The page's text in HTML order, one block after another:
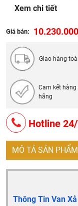
Bảo hành 2 năm
Xem chi tiết
Giá bán:
Giao hàng
Cam kết hàng
hãng
Hotline
MÔ TẢ SẢN PHẨM
Thông Tin Van